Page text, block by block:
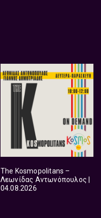
The Kosmopolitans –
Λεωνίδας Αντωνόπουλος |
04.08.2026